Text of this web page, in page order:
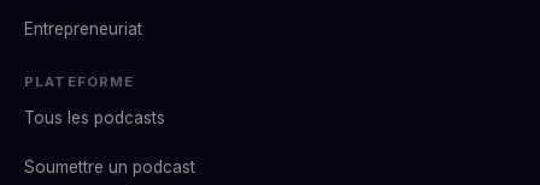
Entrepreneuriat
PLATEFORME
Tous les podcasts
Soumettre un podcast